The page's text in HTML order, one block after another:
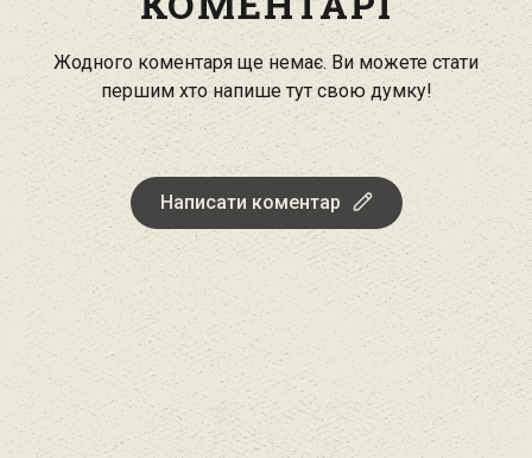
Жодного коментаря ще немає. Ви можете стати
першим хто напише тут свою думку!
Написати коментар